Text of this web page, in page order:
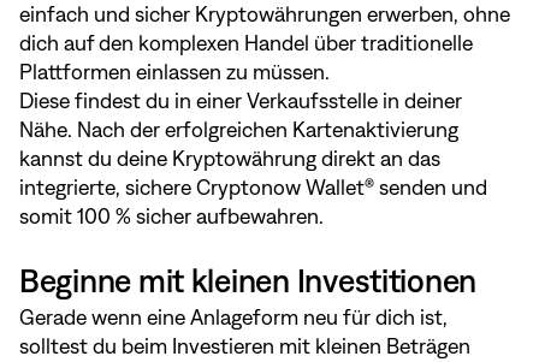
einfach und sicher Kryptowährungen erwerben, ohne
dich auf den komplexen Handel über traditionelle
Plattformen einlassen zu müssen.
Diese findest du in einer Verkaufsstelle in deiner
Nähe. Nach der erfolgreichen Kartenaktivierung
kannst du deine Kryptowährung direkt an das
integrierte, sichere Cryptonow Wallet® senden und
somit 100 % sicher aufbewahren.
Beginne mit kleinen Investitionen
Gerade wenn eine Anlageform neu für dich ist,
solltest du beim Investieren mit kleinen Beträgen